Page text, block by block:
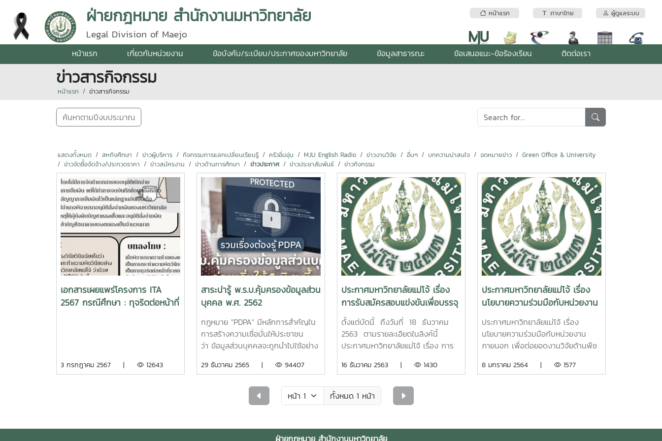
หน้าแรก ภาษาไทย ผู้ดูแลระบบ
ฝ่ายกฎหมาย สำนักงานมหาวิทยาลัย
Legal Division of Maejo
หน้าแรก เกี่ยวกับหน่วยงาน ข้อบังคับ/ระเบียบ/ประกาศของมหาวิทยาลัย ข้อมูลสาธารณะ ข้อเสนอแนะ-ข้อร้องเรียน ติดต่อเรา
ข่าวสารกิจกรรม
หน้าแรก ข่าวสารกิจกรรม
ค้นหาตามปีงบประมาณ
แสดงทั้งหมด สหกิจศึกษา ข่าวผู้บริหาร กิจกรรมการแลกเปลี่ยนเรียนรู้ ครัวอิ่มอุ่น MJU English Radio ข่าวงานวิจัย อื่นๆ บทความน่าสนใจ จดหมายข่าว
Green Office & University
ข่าวจัดซื้อจัดจ้าง/ประกวดราคา
ข่าวสมัครงาน ข่าวด้านการศึกษา ข่าวประกาศ ข่าวประชาสัมพันธ์ ข่าวกิจกรรม
เอกสารเผยแพร่โครงการ ITA
2567 กรณีศึกษา : ทุจริตต่อหน้าที่
3 กรกฎาคม 2567 | 12643
สาระน่ารู้ พ.ร.บ.คุ้มครองข้อมูลส่วน
บุคคล พ.ศ. 2562
กฎหมาย "PDPA" มีหลักการสำคัญใน
การสร้างความเชื่อมั่นให้ประชาชน
ว่า ข้อมูลส่วนบุคคลจะถูกนำไปใช้อย่าง
ให้มีการนำข้อมูลไปใช้งานในทางที่ผิด
เปิดเผยข้อมูลส่วนใด จะต้องมีการขอ
อนุญาตจากเจ้าของข้อมูลหรือตามที่มี
วัตถุประสงค์ในการนำข้อมูลไปใช้ และ
29 ธันวาคม 2565 | 94407
ประกาศมหาวิทยาลัยแม่โจ้ เรื่อง
การรับสมัครสอบแข่งขันเพื่อบรรจุ
และแต่งตั้งบุคคลเป็นพนักงาน
มหาวิทยาลัย ตำแหน่งนิติกรปฏิบัติ
การ ตำแหน่งนิติกรปฏิบัติการ
กฎหมาย สำนักงานมหาวิทยาลัย
ตั้งแต่บัดนี้ ถึงวันที่ 18 ธันวาคม
2563 ตามรายละเอียดในลิงค์นี้
ประกาศมหาวิทยาลัยแม่โจ้ เรื่อง การ
ตั้งบุคคลเป็นพนักงานมหาวิทยาลัย
16 ธันวาคม 2563 | 1430
ประกาศมหาวิทยาลัยแม่โจ้ เรื่อง
นโยบายความร่วมมือกับหน่วยงาน
ภายนอก เพื่อต่อยอดงานวิจัยด้าน
พืชกัญชงและกัญชาของ
มหาวิทยาลัยไปสู่การใช้ประโยชน์
ประกาศมหาวิทยาลัยแม่โจ้ เรื่อง
นโยบายความร่วมมือกับหน่วยงาน
ภายนอก เพื่อต่อยอดงานวิจัยด้านพืช
การใช้ประโยชน์ด้านอุตสาหกรรมในเชิง
8 มกราคม 2564 | 1577
ทั้งหมด 1 หน้า
ฝ่ายกฎหมาย สำนักงานมหาวิทยาลัย